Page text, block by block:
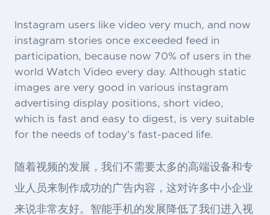
Instagram users like video very much, and now
instagram stories once exceeded feed in
participation, because now 70% of users in the
world Watch Video every day. Although static
images are very good in various instagram
advertising display positions, short video,
which is fast and easy to digest, is very suitable
for the needs of today's fast-paced life.
随着视频的发展，我们不需要太多的高端设备和专
业人员来制作成功的广告内容，这对许多中小企业
来说非常友好。智能手机的发展降低了我们进入视